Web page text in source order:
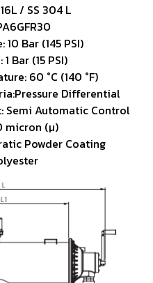
/ SS 304 L
Bar (145 PSI)
Bar (15 PSI)
60 °C (140 °F)
Differential
Semi Automatic Control
micron (µ)
Powder Coating